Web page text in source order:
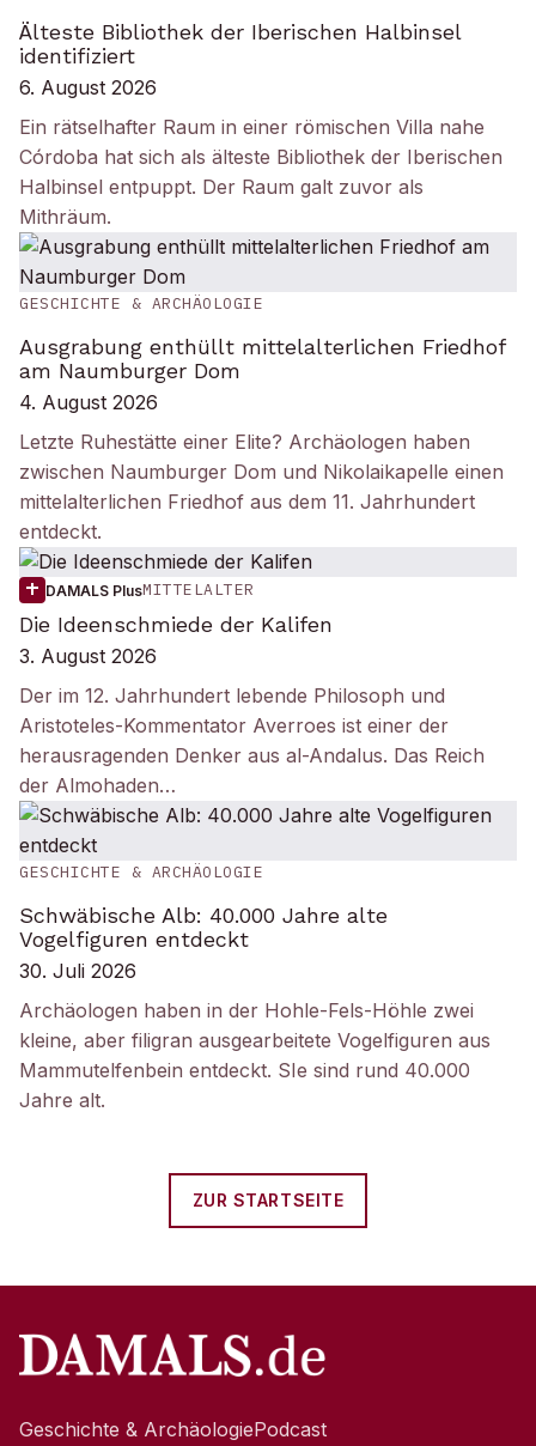
Älteste Bibliothek der Iberischen Halbinsel
identifiziert
6. August 2026
Ein rätselhafter Raum in einer römischen Villa nahe
Córdoba hat sich als älteste Bibliothek der Iberischen
Halbinsel entpuppt. Der Raum galt zuvor als
Mithräum.
GESCHICHTE & ARCHÄOLOGIE
Ausgrabung enthüllt mittelalterlichen Friedhof
am Naumburger Dom
4. August 2026
Letzte Ruhestätte einer Elite? Archäologen haben
zwischen Naumburger Dom und Nikolaikapelle einen
mittelalterlichen Friedhof aus dem 11. Jahrhundert
entdeckt.
DAMALS PlusMITTELALTER
Die Ideenschmiede der Kalifen
3. August 2026
Der im 12. Jahrhundert lebende Philosoph und
Aristoteles-Kommentator Averroes ist einer der
herausragenden Denker aus al-Andalus. Das Reich
der Almohaden…
GESCHICHTE & ARCHÄOLOGIE
Schwäbische Alb: 40.000 Jahre alte
Vogelfiguren entdeckt
30. Juli 2026
Archäologen haben in der Hohle-Fels-Höhle zwei
kleine, aber filigran ausgearbeitete Vogelfiguren aus
Mammutelfenbein entdeckt. SIe sind rund 40.000
Jahre alt.
ZUR STARTSEITE
Geschichte & ArchäologiePodcast